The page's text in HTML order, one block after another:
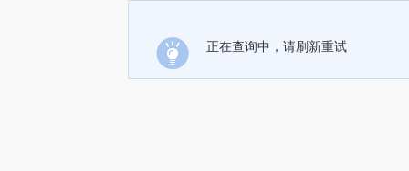
正在查询中，请刷新重试